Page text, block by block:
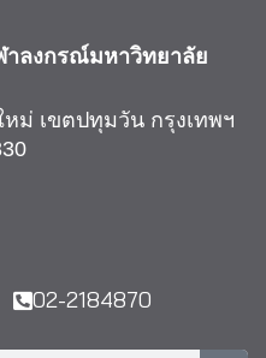
ลงกรณ์มหาวิทยาลัย
ม่ เขตปทุมวัน กรุงเทพฯ
02-2184870